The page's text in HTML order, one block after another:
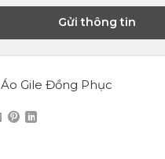
Áo Gile Đồng Phục